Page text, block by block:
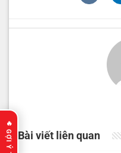
Bài viết liên quan